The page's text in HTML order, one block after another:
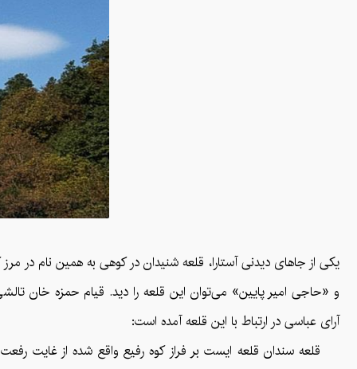
یکی از جاهای دیدنی آستارا، قلعه‌ شنیدان در کوهی به همین نام در
و «حاجی امیر پایین» می‌توان این قلعه را دید. قیام حمزه خان
آرای عباسی در ارتباط با این قلعه آمده است:
قلعه سندان قلعه ایست بر فراز کوه رفیع واقع شده از غایت